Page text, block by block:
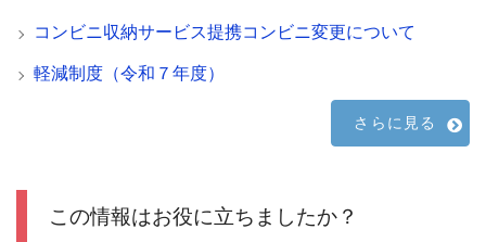
コンビニ収納サービス提携コンビニ変更について
軽減制度（令和７年度）
さらに見る
この情報はお役に立ちましたか？